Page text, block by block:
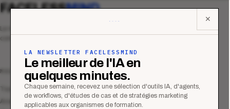
✕
LA NEWSLETTER FACELESSMIND
Le meilleur de l'IA en
quelques minutes.
Chaque semaine, recevez une sélection d'outils IA, d'agents,
de workflows, d'études de cas et de stratégies marketing
applicables aux organismes de formation.
FACELESSMIND
Le média qui mesurent la performance
commerciale des organismes de formation.
MAGAZINE
Tous les articles
Analyses